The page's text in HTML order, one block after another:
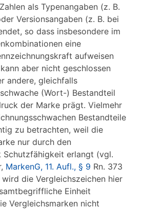
als Typenangaben (z. B.
Versionsangaben (z. B. bei
so dass insbesondere im
eine
aufweisen
aber nicht geschlossen
andere, gleichfalls
(Wort-) Bestandteil
der Marke prägt. Vielmehr
Bestandteile
zu betrachten, weil die
nur durch den
Schutzfähigkeit erlangt (vgl.
MarkenG, 11. Aufl., § 9 Rn. 373
die Vergleichszeichen hier
Einheit
Vergleichsmarken nicht